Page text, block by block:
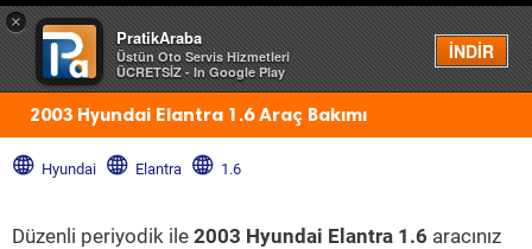
×
PratikAraba
Üstün Oto Servis Hizmetleri
ÜCRETSİZ - In Google Play
İNDİR
Menü
2003 Hyundai Elantra 1.6 Araç Bakımı
Hyundai Elantra 1.6
Düzenli periyodik ile 2003 Hyundai Elantra 1.6 aracınız